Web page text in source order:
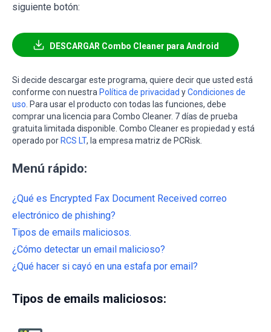
siguiente botón:
DESCARGAR Combo Cleaner para Android
Si decide descargar este programa, quiere decir que usted está
conforme con nuestra Política de privacidad yCondiciones de
uso . Para usar el producto con todas las funciones, debe
comprar una licencia para Combo Cleaner. 7 días de prueba
gratuita limitada disponible. Combo Cleaner es propiedad y está
operado por RCS LT, la empresa matriz de PCRisk.
Menú rápido:
¿Qué es Encrypted Fax Document Received correo
electrónico de phishing?
Tipos de emails maliciosos.
¿Cómo detectar un email malicioso?
¿Qué hacer si cayó en una estafa por email?
Tipos de emails maliciosos: